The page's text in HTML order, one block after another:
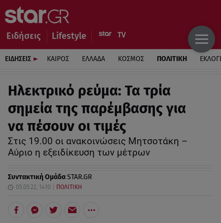
Ειδήσεις Lifestyle
ΕΙΔΗΣΕΙΣ ΚΑΙΡΟΣ ΕΛΛΑΔΑ ΚΟΣΜΟΣ ΠΟΛΙΤΙΚΗ
Ηλεκτρικό ρεύμα: Τα τρία
σημεία της παρέμβασης για
να πέσουν οι τιμές
Στις 19.00 οι ανακοινώσεις Μητσοτάκη –
Αύριο η εξειδίκευση των μέτρων
Συντακτική ΟμάδαSTAR.GR
05.05.22, 14:10 ΠΟΛΙΤΙΚΗ